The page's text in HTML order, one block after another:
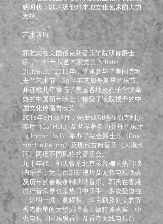
感谢状，以表扬他对本地文化艺术的大力
支持。
艺术履历：
郭雅志在美国伯克利音乐学院研修爵士
乐，2015年获艺术家文凭(Artistic
Diploma)。2013年，受邀参与了美国克利
夫兰艺术节，2014年芝加哥夏季音乐节。
并连续几年参与了美国各地及孔子学院举
办的中国新年晚会，接受了该院授予的中
国文化传播贡献奖。
2016年6月及9月，先后成功地在伯克利演
奏厅（Caf Hall）及世界著名的乔丹音乐厅
（Jordan Hall） 举办了融合爵士乐《One
night in Beijing》及现代古典音乐《大漠长
河》两场不同风格的音乐会。
九十年代，郭氏曾是北京录音棚的热门唢
呐乐手，为上百部影视片及无数电视晚会
及历年的春晚录制唢呐音乐。郭氏在香港
流行音乐界也是热门中乐手，多次受邀在
「达明一派」黄耀明、李克勤及刘美君等
香港歌星的大型演唱会上做特邀嘉宾。中
央电视《国乐飘香》及香港无线电视台